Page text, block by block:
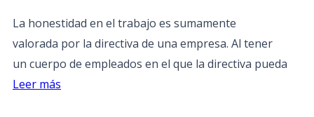
La honestidad en el trabajo es sumamente
valorada por la directiva de una empresa. Al tener
un cuerpo de empleados en el que la directiva pueda
Leer más